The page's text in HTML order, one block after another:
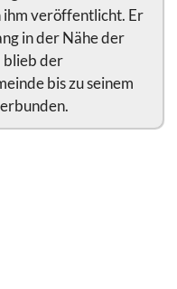
veröffentlicht. Er
in der Nähe der
blieb der
bis zu seinem